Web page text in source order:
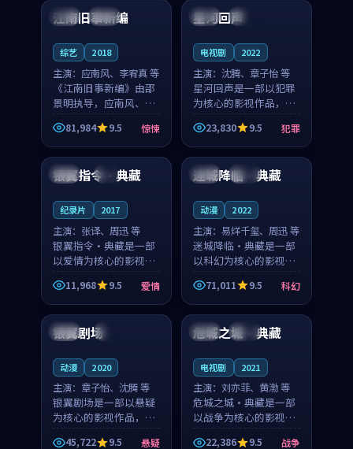
合作演出，影片在情感
层次与现实质感之间
纠葛，爱情元素贯穿始
终，节奏稳健而富有张
日本 院线
江南旧事新编
综艺 2018
主演： 应南风、李宥真 等
《江南旧事新编》由邵
景明执导，应南风、李
宥真领衔主演，是一部
2018年上映的日本惊悚
综艺。影片以邻里温情
为切入，呈现一段从初
遇到告别都浸着真实
81,984 9.5 惊悚
中国 院线
星河回声
电视剧 2022
主演： 沈腾、章子怡 等
星河回声是一部以犯罪
为核心的影视作品，围
绕危机、反转与人物成
长展开，整体节奏紧
凑，值得推荐观看。
23,830 9.5 犯罪
泰国 4K
银翼指令·典藏
纪录片 2017
主演： 张译、周迅 等
银翼指令·典藏是一部
以爱情为核心的影视作
品，围绕危机、反转与
人物成长展开，整体节
奏紧凑，值得推荐观
看。
11,968 9.5 爱情
美国 独播
迷城降临·典藏
动漫 2022
主演： 易烊千玺、周迅 等
迷城降临·典藏是一部
以科幻为核心的影视作
品，围绕危机、反转与
人物成长展开，整体节
奏紧凑，值得推荐观
看。
71,011 9.5 科幻
韩国 4K
银翼剧场
动漫 2020
主演： 章子怡、沈腾 等
银翼剧场是一部以悬疑
为核心的影视作品，围
绕危机、反转与人物成
45,722 9.5 悬疑
美国 独播
危城之城·典藏
电视剧 2021
主演： 刘亦菲、黄渤 等
危城之城·典藏是一部
以战争为核心的影视作
品，围绕危机、反转与
22,386 9.5 战争